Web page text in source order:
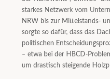
starkes Netzwerk vom
NRW bis zur Mittelstands-
sorgte so dafür, dass das
politischen
– etwa bei der HBCD-
um drastisch steigende